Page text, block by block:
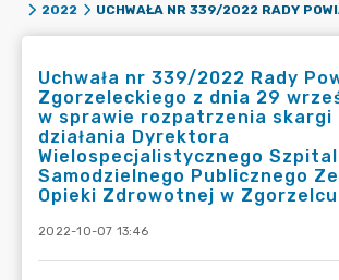
2022
Uchwała nr 339/2022 Rady
Zgorzeleckiego z dnia 29
w sprawie rozpatrzenia skargi
działania Dyrektora
Wielospecjalistycznego
Samodzielnego Publicznego
Opieki Zdrowotnej w Zgorzelcu
2022-10-07 13:46